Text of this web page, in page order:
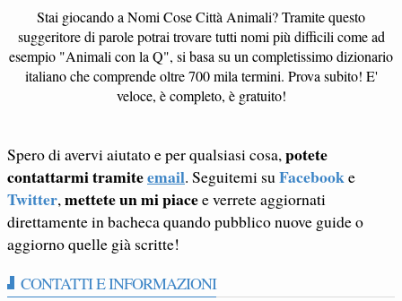
Stai giocando a Nomi Cose Città Animali? Tramite questo
suggeritore di parole potrai trovare tutti nomi più difficili come ad
esempio "Animali con la Q", si basa su un completissimo dizionario
italiano che comprende oltre 700 mila termini. Prova subito! E'
veloce, è completo, è gratuito!
Spero di avervi aiutato e per qualsiasi cosa, potete
contattarmi tramiteemail. Seguitemi su Facebooke
Twitter, mettete un mi piacee verrete aggiornati
direttamente in bacheca quando pubblico nuove guide o
aggiorno quelle già scritte!
CONTATTI E INFORMAZIONI